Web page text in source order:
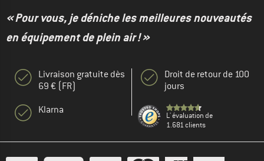
« Pour vous, je déniche les meilleures nouveautés
en équipement de plein air ! »
Livraison gratuite dès
69 € (FR)
Klarna
Droit de retour de 100
jours
L' évaluation de
1.681 clients